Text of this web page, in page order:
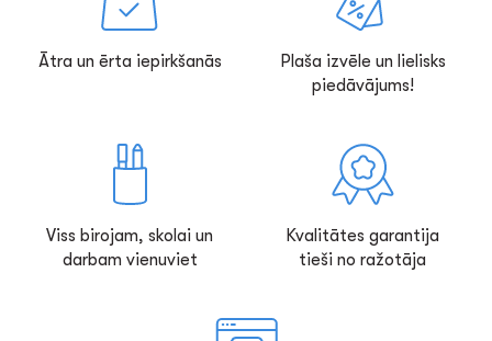
Ātra un ērta iepirkšanās
Plaša izvēle un lielisks
piedāvājums!
Viss birojam, skolai un
darbam vienuviet
Kvalitātes garantija
tieši no ražotāja